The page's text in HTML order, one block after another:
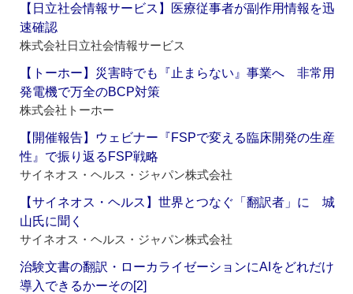
【日立社会情報サービス】医療従事者が副作用情報を迅
速確認
株式会社日立社会情報サービス
【トーホー】災害時でも『止まらない』事業へ 非常用
発電機で万全のBCP対策
株式会社トーホー
【開催報告】ウェビナー『FSPで変える臨床開発の生産
性』で振り返るFSP戦略
サイネオス・ヘルス・ジャパン株式会社
【サイネオス・ヘルス】世界とつなぐ「翻訳者」に 城
山氏に聞く
サイネオス・ヘルス・ジャパン株式会社
治験文書の翻訳・ローカライゼーションにAIをどれだけ
導入できるかーその[2]